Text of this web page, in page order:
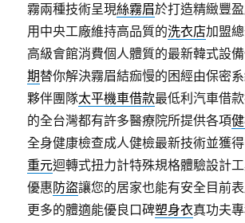
霧兩種技術呈現絲霧眉於打造精緻豐
用中央工廠維持高品質的洗衣店加盟
高級會館消費個人體質的最新韓式設
期替你解決霧眉結痂慢的困經由保密
夥伴團隊太平機車借款最低利汽車借
的全台灣都有許多醫療院所提供各項
全身健康檢查成人健檢最新技術並獲
重元迴轉式扭力計特殊規格體驗設計
優惠防盜讓您的居家也能有安全目前
更多的體適能優良口碑塑身衣真功夫